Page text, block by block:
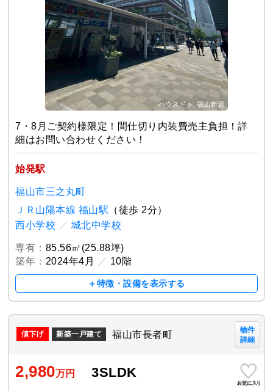
7・8月ご契約様限定！間仕切り内装費売主負担！詳
細はお問い合わせください！
始発駅
福山市三之丸町
ＪＲ山陽本線 福山駅 （徒歩 2分）
西小学校 ／ 城北中学校
専有： 85.56㎡(25.88坪)
築年： 2024年4月 ／ 10階
＋特徴・設備を表示する
新築一戸建て 福山市長者町
物件
詳細
2,980万円 3SLDK